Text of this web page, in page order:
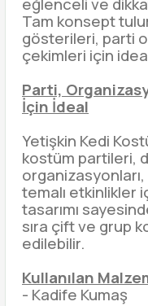
Tam konsept
gösterileri, parti
çekimleri için
Parti,
İçin İdeal
Yetişkin Kedi
kostüm partileri,
temalı etkinlikler
tasarımı
sıra çift ve grup
edilebilir.
Kullanılan
- Kadife Kumaş